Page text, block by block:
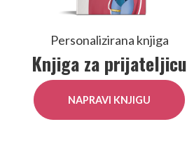
Personalizirana knjiga
Knjiga za prijateljicu
NAPRAVI KNJIGU